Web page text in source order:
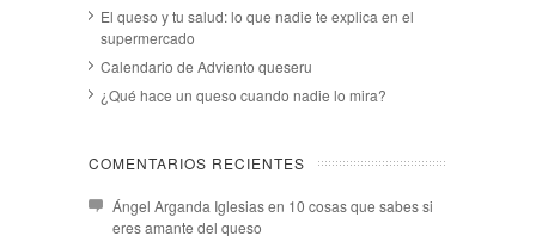
El queso y tu salud: lo que nadie te explica en el
supermercado
Calendario de Adviento queseru
¿Qué hace un queso cuando nadie lo mira?
COMENTARIOS RECIENTES
Ángel Arganda Iglesiasen 10 cosas que sabes si
eres amante del queso